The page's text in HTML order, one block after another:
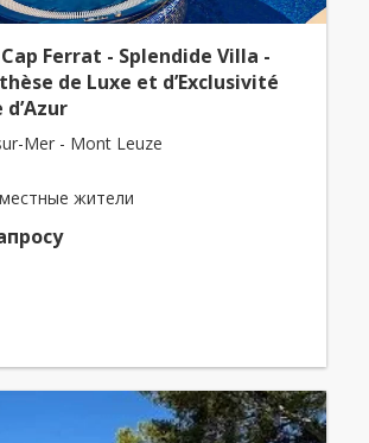
Ferrat - Splendide Villa -
de Luxe et d’Exclusivité
Mer - Mont Leuze
жители